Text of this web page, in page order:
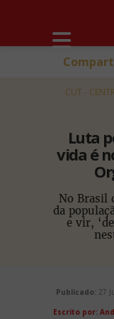
CUT -
Luta
vida é
No Brasil
da
e vir,
Publicado: 27
Escrito por: